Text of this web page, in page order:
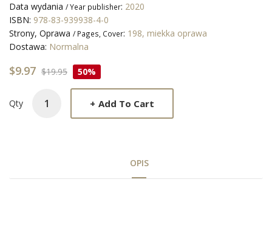
Data wydania / Year publisher: 2020
ISBN: 978-83-939938-4-0
Strony, Oprawa / Pages, Cover: 198, miekka oprawa
Dostawa: Normalna
$9.97 $19.95 50%
Qty + Add To Cart
OPIS